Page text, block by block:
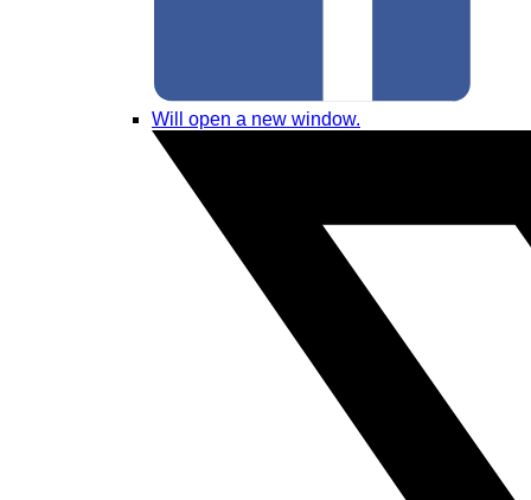
Will open a new window.